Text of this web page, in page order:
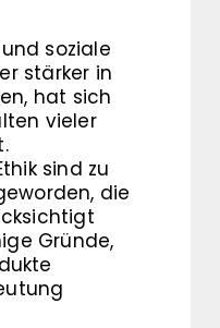
soziale
stärker in
hat sich
vieler
sind zu
die
Gründe,